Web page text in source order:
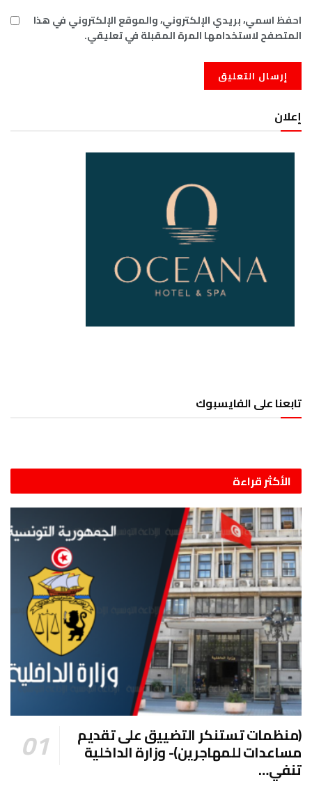
احفظ اسمي، بريدي الإلكتروني، والموقع الإلكتروني في هذا
المتصفح لاستخدامها المرة المقبلة في تعليقي.
إعلان
تابعنا على الفايسبوك
الأكثر قراءة
(منظمات تستنكر التضييق على تقديم
مساعدات للمهاجرين)- وزارة الداخلية
تنفي…